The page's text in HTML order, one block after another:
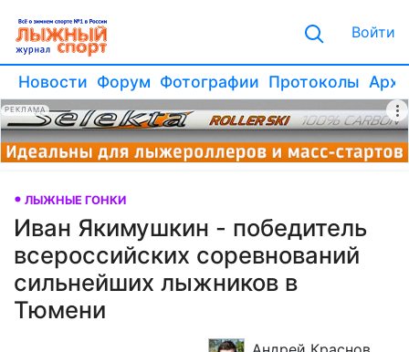
Войти
Новости Форум Фотографии Протоколы
РЕКЛАМА
ЛЫЖНЫЕ ГОНКИ
Иван Якимушкин - победитель
всероссийских соревнований
сильнейших лыжников в
Тюмени